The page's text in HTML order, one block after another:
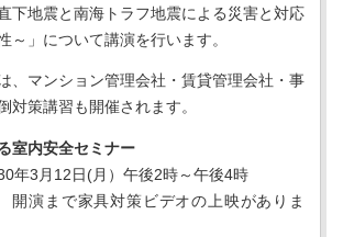
下地震と南海トラフ地震による災害と対応
～」について講演を行います。
、マンション管理会社・賃貸管理会社・事
対策講習も開催されます。
室内安全セミナー
3月12日(月）午後2時～午後4時
開演まで家具対策ビデオの上映がありま